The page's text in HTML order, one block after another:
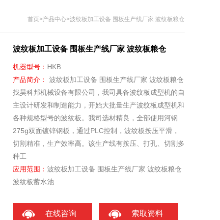
首页>产品中心>波纹板加工设备 围板生产线厂家 波纹板粮仓
波纹板加工设备 围板生产线厂家 波纹板粮仓
机器型号： HKB
产品简介：
波纹板加工设备 围板生产线厂家 波纹板粮仓
找昊科邦机械设备有限公司，我司具备波纹板成型机的自
主设计研发和制造能力，开始大批量生产波纹板成型机和
各种规格型号的波纹板。我司选材精良，全部使用河钢
275g双面镀锌钢板，通过PLC控制，波纹板按压平滑，
切割精准，生产效率高。该生产线有按压、打孔、切割多
种工
应用范围： 波纹板加工设备 围板生产线厂家 波纹板粮仓
波纹板蓄水池
在线咨询 索取资料